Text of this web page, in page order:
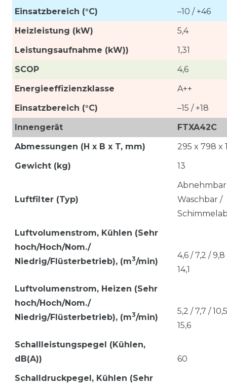
Einsatzbereich (°C)
–10 / +46
Heizleistung (kW)
5,4
Leistungsaufnahme (kW))
1,31
SCOP
4,6
Energieeffizienzklasse
A++
Einsatzbereich (°C)
–15 / +18
Innengerät
FTXA42C
Abmessungen (H x B x T, mm)
295 x 798 x
Gewicht (kg)
13
Luftfilter (Typ)
Waschbar /
Luftvolumenstrom, Kühlen (Sehr
hoch/Hoch/Nom./
Niedrig/Flüsterbetrieb), (m3/min)
4,6 / 7,2 / 9,8
14,1
Luftvolumenstrom, Heizen (Sehr
hoch/Hoch/Nom./
Niedrig/Flüsterbetrieb), (m3/min)
5,2 / 7,7 /
15,6
Schallleistungspegel (Kühlen,
dB(A))
60
Schalldruckpegel, Kühlen (Sehr